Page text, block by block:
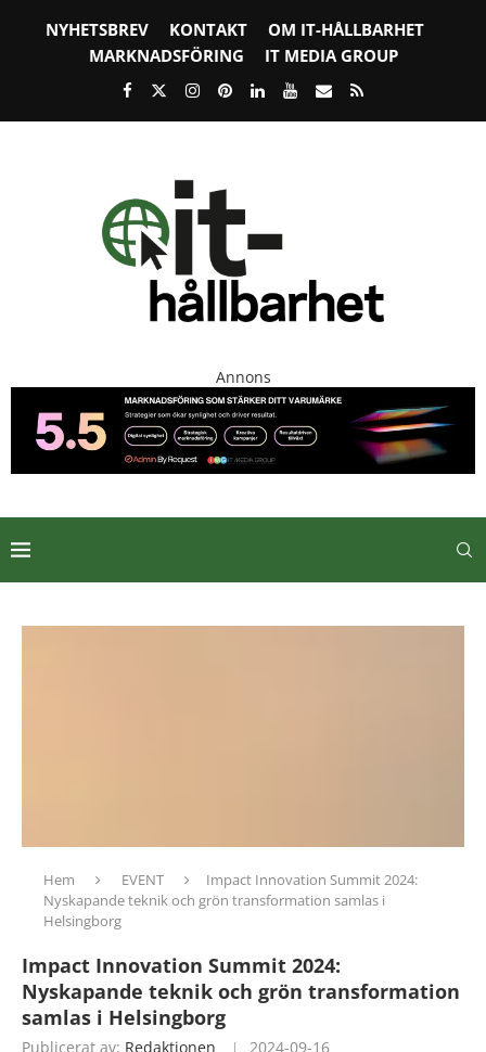
NYHETSBREV KONTAKT
OM IT-HÅLLBARHET
MARKNADSFÖRING
IT MEDIA GROUP
Annons
Hem EVENT
Impact Innovation Summit 2024:
Nyskapande teknik och grön transformation samlas i
Helsingborg
Impact Innovation Summit 2024:
Nyskapande teknik och grön transformation
samlas i Helsingborg
Publicerat av: Redaktionen 2024-09-16